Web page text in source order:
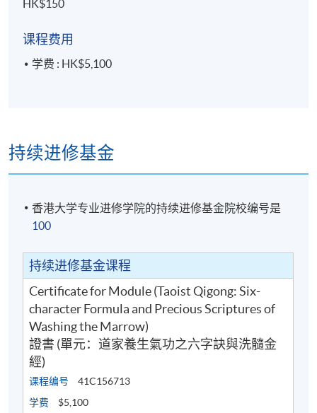
HK$150
课程费用
学费 : HK$5,100
持续进修基金
香港大学专业进修学院的持续进修基金院校编号是
100
持续进修基金课程
Certificate for Module (Taoist Qigong: Six-
character Formula and Precious Scriptures of
Washing the Marrow)
證書 (單元：道家養生氣功之六字訣與洗髓金
經)
课程编号
41C156713
学费
$5,100